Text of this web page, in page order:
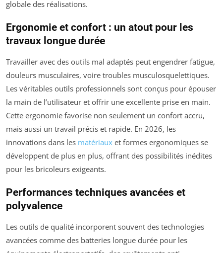
globale des réalisations.
Ergonomie et confort : un atout pour les
travaux longue durée
Travailler avec des outils mal adaptés peut engendrer fatigue,
douleurs musculaires, voire troubles musculosquelettiques.
Les véritables outils professionnels sont conçus pour épouser
la main de l’utilisateur et offrir une excellente prise en main.
Cette ergonomie favorise non seulement un confort accru,
mais aussi un travail précis et rapide. En 2026, les
innovations dans les matériaux et formes ergonomiques se
développent de plus en plus, offrant des possibilités inédites
pour les bricoleurs exigeants.
Performances techniques avancées et
polyvalence
Les outils de qualité incorporent souvent des technologies
avancées comme des batteries longue durée pour les